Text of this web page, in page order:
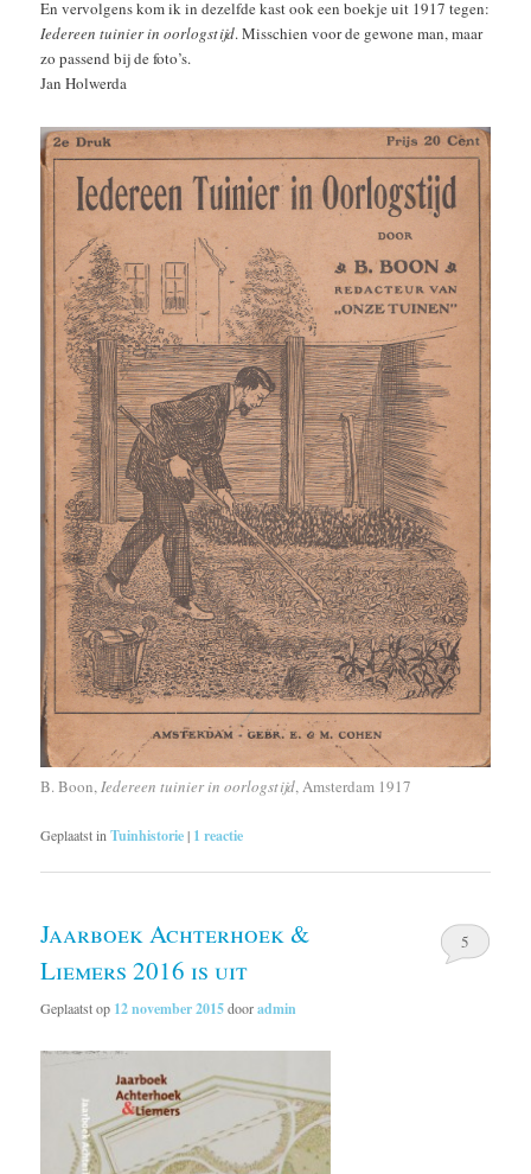
En vervolgens kom ik in dezelfde kast ook een boekje uit 1917 tegen:
Iedereen tuinier in oorlogstijd. Misschien voor de gewone man, maar
zo passend bij de foto’s.
Jan Holwerda
B. Boon,Iedereen tuinier in oorlogstijd, Amsterdam 1917
Geplaatst in Tuinhistorie| 1 reactie
Jaarboek Achterhoek &
Liemers 2016 is uit
Geplaatst op 12 november 2015dooradmin
5